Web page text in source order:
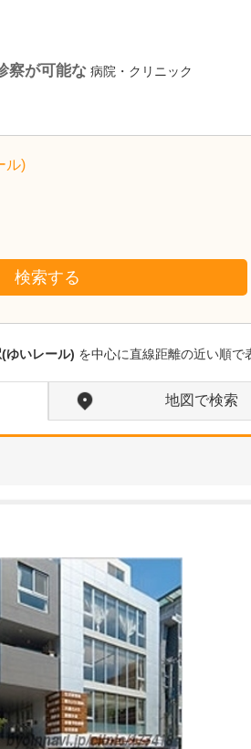
察が可能な 病院・クリニック
ル)
検索する
ゆいレール) を中心に直線距離の近い順で
地図で検索
沖縄県那覇市
友寄クリニック
貴院の特長を教えてく
当院は常勤医3名の3診体
制に加え、非常勤の先生
外科、消化器内科、肛門
外…